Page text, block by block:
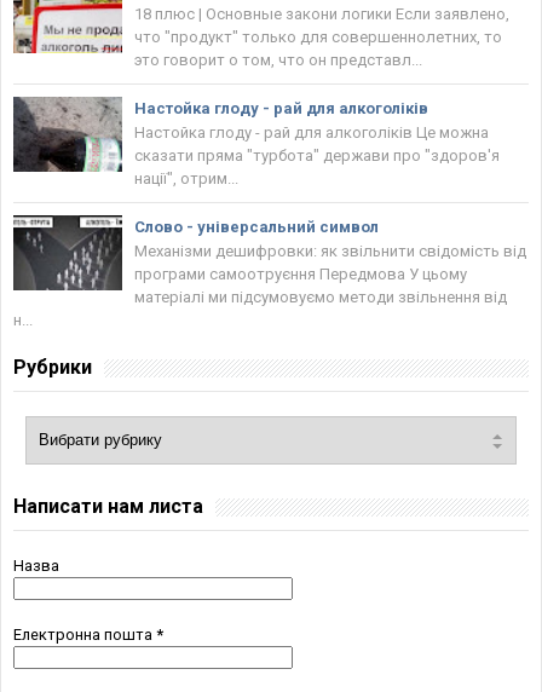
18 плюс | Основные закони логики Если заявлено,
что "продукт" только для совершеннолетних, то
это говорит о том, что он представл...
Настойка глоду - рай для алкоголіків
Настойка глоду - рай для алкоголіків Це можна
сказати пряма "турбота" держави про "здоров'я
нації", отрим...
Слово - універсальний символ
Механізми дешифровки: як звільнити свідомість від
програми самоотруєння Передмова У цьому
матеріалі ми підсумовуємо методи звільнення від
н...
Рубрики
Написати нам листа
Назва
Електронна пошта *